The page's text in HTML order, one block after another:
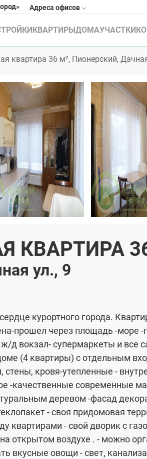
Адреса офисов
КВАРТИРЫ ДОМАУЧАСТКИ
квартира 36 м², Пионерский,
КВАРТИРА
ул., 9
курортного города.
прошел через площадь -море -
д вокзал- супермаркеты и все
(4 квартиры) с отдельным
стены, кровя-утепленные -
-качественные современные
деревом -фасад
- своя придомовая
квартирами - свой дворик с
открытом воздухе . - можно
вкусные овощи - свет,